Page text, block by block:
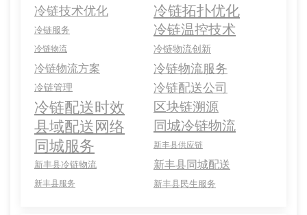
冷链技术优化 冷链拓扑优化
冷链服务 冷链温控技术
冷链物流 冷链物流创新
冷链物流方案 冷链物流服务
冷链管理 冷链配送公司
冷链配送时效 区块链溯源
县域配送网络 同城冷链物流
同城服务 新丰县供应链
新丰县冷链物流 新丰县同城配送
新丰县服务 新丰县民生服务